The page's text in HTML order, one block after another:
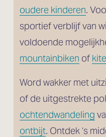
oudere kinderen.
sportief verblijf van
voldoende
mountainbiken of
Word wakker met
ochtendwandeling
ontbijt. Ontdek ’s